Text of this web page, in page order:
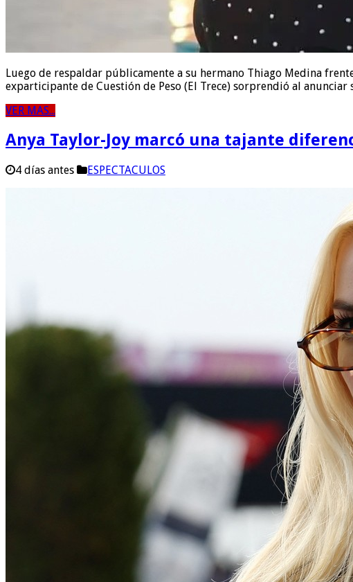
Luego de respaldar públicamente a su hermano Thiago Medina
exparticipante de Cuestión de Peso (El Trece) sorprendió al
VER MAS...
Anya Taylor-Joy marcó una tajante
4 días antes ESPECTACULOS